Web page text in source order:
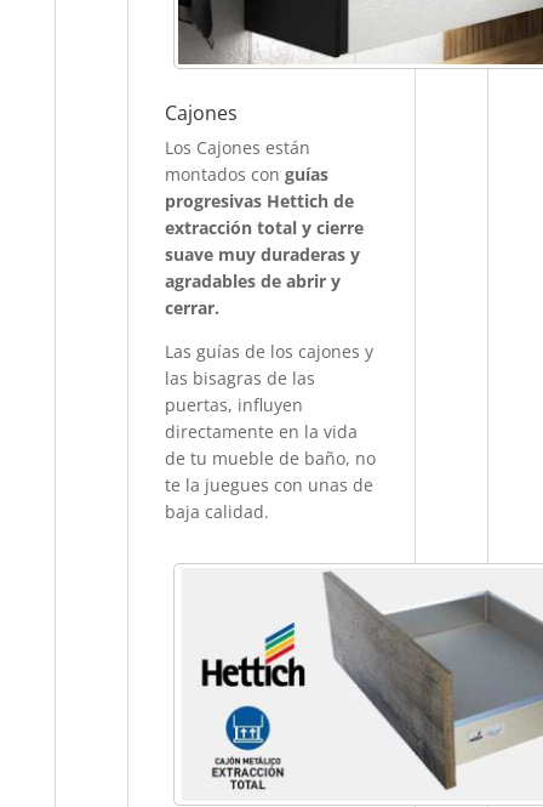
Cajones
Los Cajones están
montados conguías
progresivas Hettich de
extracción total y cierre
suave muy duraderas y
agradables de abrir y
cerrar.
Las guías de los cajones y
las bisagras de las
puertas, influyen
directamente en la vida
de tu mueble de baño, no
te la juegues con unas de
baja calidad.